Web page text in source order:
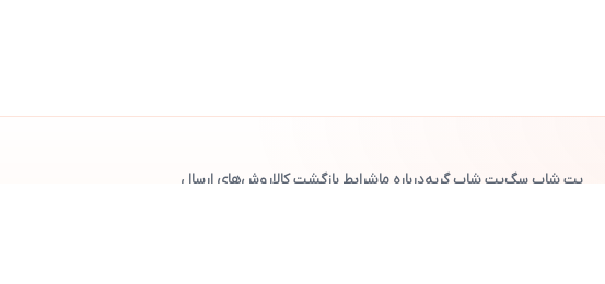
پت شاپ سگپت شاپ گربهدرباره ماشرایط بازگشت کالاروش‌های ارسال